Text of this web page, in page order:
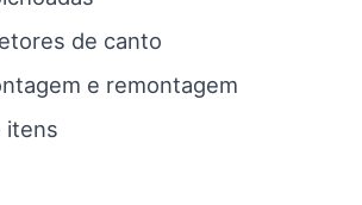
de canto
e remontagem
itens